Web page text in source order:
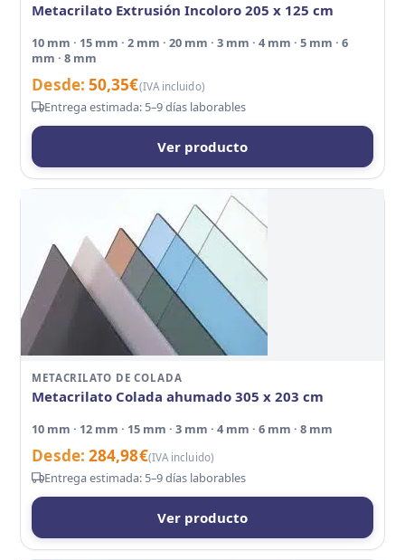
Metacrilato Extrusión Incoloro 205 x 125 cm
10 mm · 15 mm · 2 mm · 20 mm · 3 mm · 4 mm · 5 mm · 6
mm · 8 mm
Desde:50,35€(IVA incluido)
Entrega estimada: 5–9 días laborables
Ver producto
METACRILATO DE COLADA
Metacrilato Colada ahumado 305 x 203 cm
10 mm · 12 mm · 15 mm · 3 mm · 4 mm · 6 mm · 8 mm
Desde:284,98€(IVA incluido)
Entrega estimada: 5–9 días laborables
Ver producto